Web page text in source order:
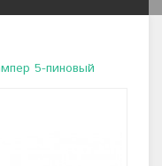
5-пиновый